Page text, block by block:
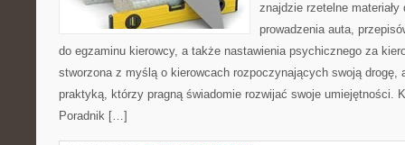
znajdzie rzetelne
prowadzenia auta,
do egzaminu kierowcy, a także nastawienia psychicznego za
stworzona z myślą o kierowcach rozpoczynających swoją drogę,
praktyką, którzy pragną świadomie rozwijać swoje umiejętności.
Poradnik […]